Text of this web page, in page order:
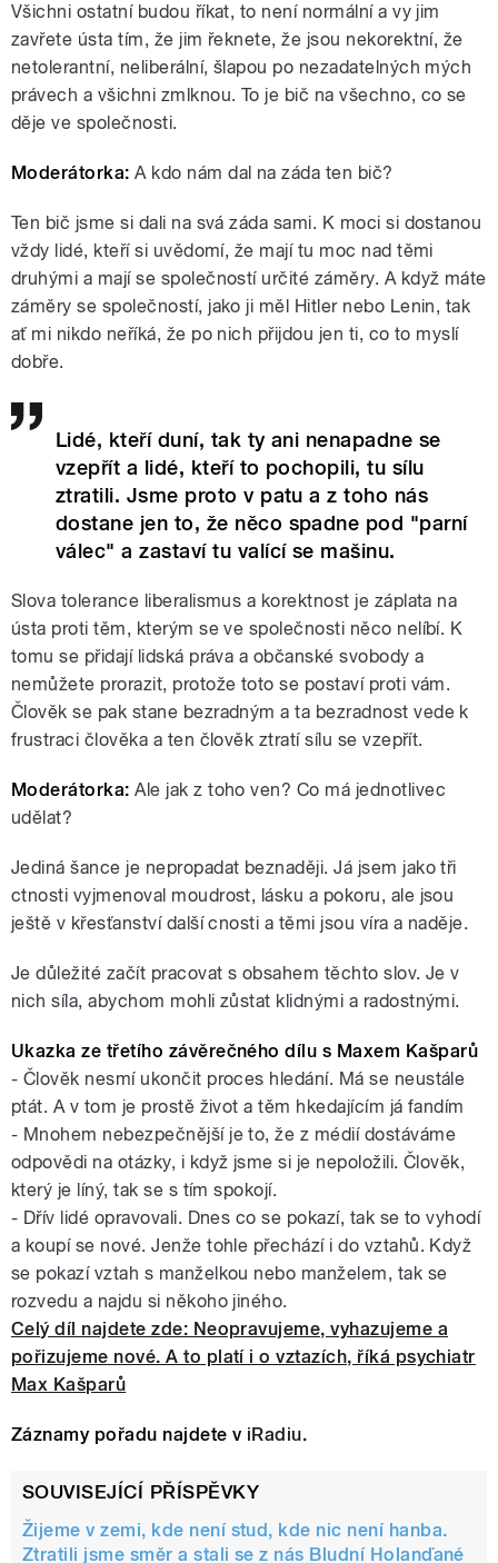
Všichni ostatní budou říkat, to není normální a vy jim
zavřete ústa tím, že jim řeknete, že jsou nekorektní, že
netolerantní, neliberální, šlapou po nezadatelných mých
právech a všichni zmlknou. To je bič na všechno, co se
děje ve společnosti.
Moderátorka: A kdo nám dal na záda ten bič?
Ten bič jsme si dali na svá záda sami. K moci si dostanou
vždy lidé, kteří si uvědomí, že mají tu moc nad těmi
druhými a mají se společností určité záměry. A když máte
záměry se společností, jako ji měl Hitler nebo Lenin, tak
ať mi nikdo neříká, že po nich přijdou jen ti, co to myslí
dobře.
Lidé, kteří duní, tak ty ani nenapadne se
vzepřít a lidé, kteří to pochopili, tu sílu
ztratili. Jsme proto v patu a z toho nás
dostane jen to, že něco spadne pod "parní
válec" a zastaví tu valící se mašinu.
Slova tolerance liberalismus a korektnost je záplata na
ústa proti těm, kterým se ve společnosti něco nelíbí. K
tomu se přidají lidská práva a občanské svobody a
nemůžete prorazit, protože toto se postaví proti vám.
Člověk se pak stane bezradným a ta bezradnost vede k
frustraci člověka a ten člověk ztratí sílu se vzepřít.
Moderátorka: Ale jak z toho ven? Co má jednotlivec
udělat?
Jediná šance je nepropadat beznaději. Já jsem jako tři
ctnosti vyjmenoval moudrost, lásku a pokoru, ale jsou
ještě v křesťanství další cnosti a těmi jsou víra a naděje.
Je důležité začít pracovat s obsahem těchto slov. Je v
nich síla, abychom mohli zůstat klidnými a radostnými.
Ukazka ze třetího závěrečného dílu s Maxem Kašparů
- Člověk nesmí ukončit proces hledání. Má se neustále
ptát. A v tom je prostě život a těm hkedajícím já fandím
- Mnohem nebezpečnější je to, že z médií dostáváme
odpovědi na otázky, i když jsme si je nepoložili. Člověk,
který je líný, tak se s tím spokojí.
- Dřív lidé opravovali. Dnes co se pokazí, tak se to vyhodí
a koupí se nové. Jenže tohle přechází i do vztahů. Když
se pokazí vztah s manželkou nebo manželem, tak se
rozvedu a najdu si někoho jiného.
Celý díl najdete zde: Neopravujeme, vyhazujeme a
pořizujeme nové. A to platí i o vztazích, říká psychiatr
Max Kašparů
Záznamy pořadu najdete v iRadiu.
SOUVISEJÍCÍ PŘÍSPĚVKY
Žijeme v zemi, kde není stud, kde nic není hanba.
Ztratili jsme směr a stali se z nás Bludní Holanďané